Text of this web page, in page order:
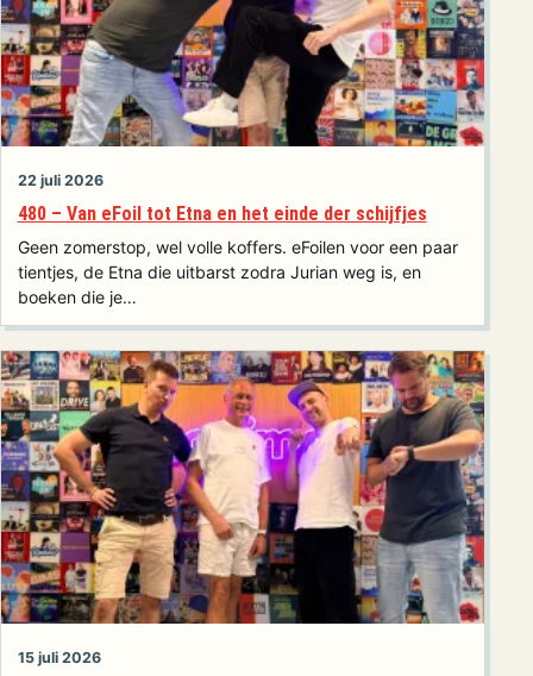
22 juli 2026
480 – Van eFoil tot Etna en het einde der schijfjes
Geen zomerstop, wel volle koffers. eFoilen voor een paar
tientjes, de Etna die uitbarst zodra Jurian weg is, en
boeken die je…
15 juli 2026